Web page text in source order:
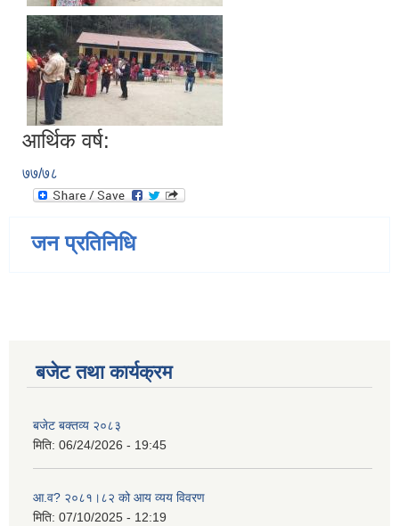
आर्थिक वर्ष:
७७/७८
जन प्रतिनिधि
बजेट तथा कार्यक्रम
बजेट बक्तव्य २०८३
मिति: 06/24/2026 - 19:45
आ.व? २०८१।८२ को आय व्यय विवरण
मिति: 07/10/2025 - 12:19